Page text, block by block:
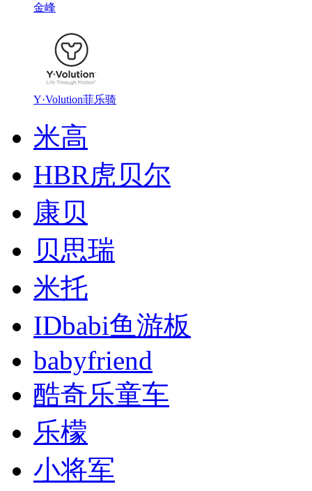
金峰
Y·Volution菲乐骑
米高
HBR虎贝尔
康贝
贝思瑞
米托
IDbabi鱼游板
babyfriend
酷奇乐童车
乐檬
小将军